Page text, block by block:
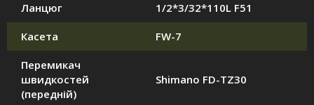
Ланцюг 1/2*3/32*110L F51
Касета FW-7
Перемикач
швидкостей
(передній)
Shimano FD-TZ30